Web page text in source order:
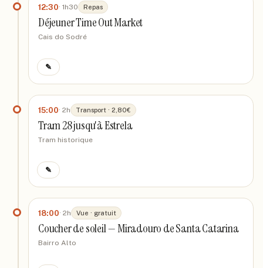
12:30· 1h30 Repas
Déjeuner Time Out Market
Cais do Sodré
✎
15:00· 2h Transport · 2,80€
Tram 28 jusqu'à Estrela
Tram historique
✎
18:00· 2h Vue · gratuit
Coucher de soleil — Miradouro de Santa Catarina
Bairro Alto